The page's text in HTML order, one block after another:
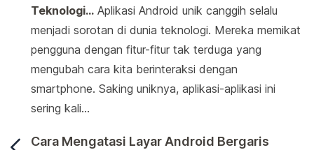
Teknologi… Aplikasi Android unik canggih selalu
menjadi sorotan di dunia teknologi. Mereka memikat
pengguna dengan fitur-fitur tak terduga yang
mengubah cara kita berinteraksi dengan
smartphone. Saking uniknya, aplikasi-aplikasi ini
sering kali…
Cara Mengatasi Layar Android Bergaris